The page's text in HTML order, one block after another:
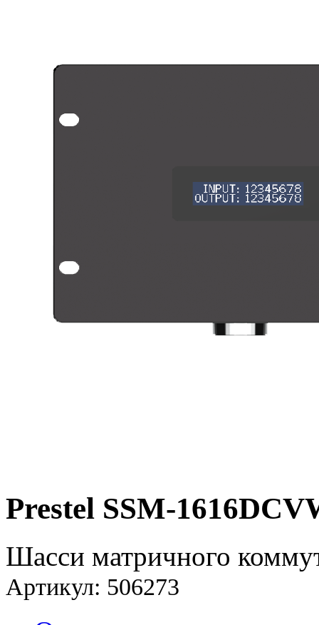
Prestel SSM-
Шасси матричного
Артикул: 506273